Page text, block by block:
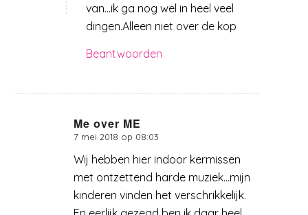
van…ik ga nog wel in heel veel
dingen.Alleen niet over de kop
Beantwoorden
Me over ME
zegt:
7 mei 2018 op 08:03
Wij hebben hier indoor kermissen
met ontzettend harde muziek…mijn
kinderen vinden het verschrikkelijk.